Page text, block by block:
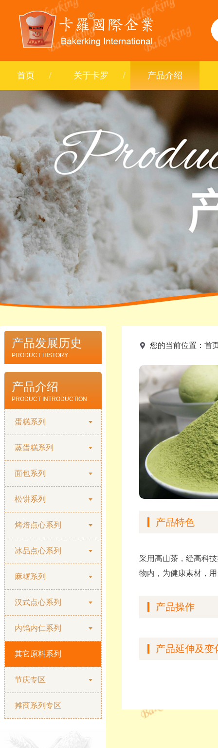
首页 关于卡罗 产品介绍
产品发展历史
PRODUCT HISTORY
产品介绍
PRODUCT INTRODUCTION
蛋糕系列
蒸蛋糕系列
面包系列
松饼系列
烤焙点心系列
冰品点心系列
麻糬系列
汉式点心系列
内馅内仁系列
其它原料系列
节庆专区
摊商系列专区
您的当前位置： 首
产品特色
采用高山茶，经高科
物内，为健康素材，
产品操作
产品延伸及变